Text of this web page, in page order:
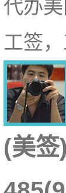
代办
工签
(美